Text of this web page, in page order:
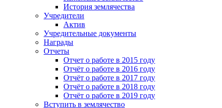
История землячества
Учредители
Актив
Учредительные документы
Награды
Отчеты
Отчет о работе в 2015 году
Отчёт о работе в 2016 году
Отчёт о работе в 2017 году
Отчёт о работе в 2018 году
Отчёт о работе в 2019 году
Вступить в землячество